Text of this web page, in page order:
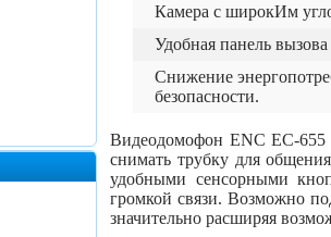
Камера с широкИм
Удобная панель
Снижение
безопасности.
Видеодомофон ENC EC-655
снимать трубку для
удобными сенсорными
громкой связи. Возможно
значительно расширяя